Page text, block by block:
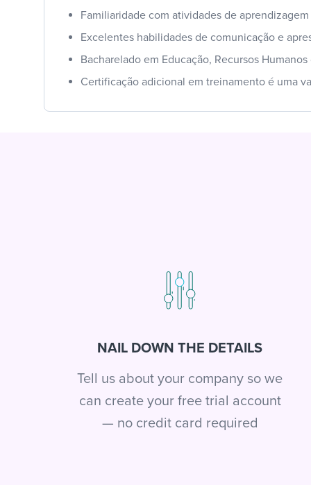
Familiaridade com atividades de
Excelentes habilidades de comunicação e
Bacharelado em Educação, Recursos
Certificação adicional em treinamento é uma
NAIL DOWN THE DETAILS
Tell us about your company so we
can create your free trial account
— no credit card required